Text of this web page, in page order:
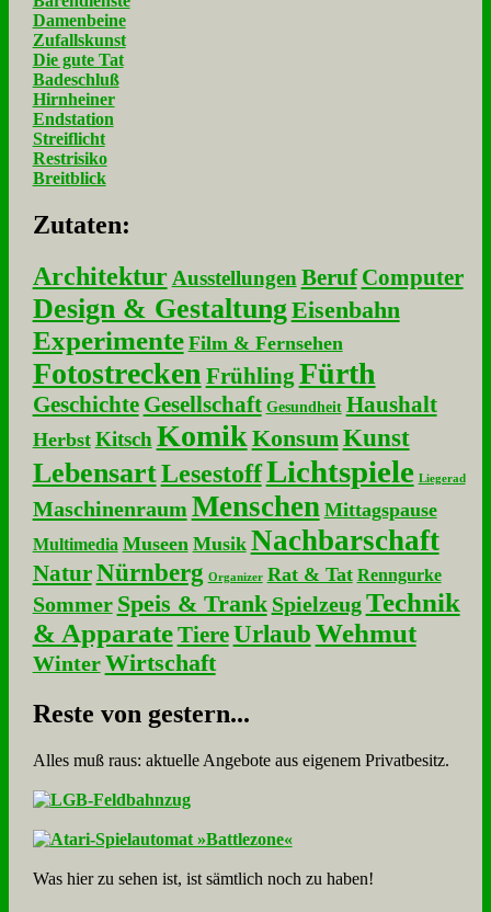
Damenbeine
Zufallskunst
Die gute Tat
Badeschluß
Hirnheiner
Endstation
Streiflicht
Restrisiko
Breitblick
Zu­ta­ten:
Architektur Ausstellungen Beruf Computer
Design & GestaltungEisenbahn
Experimente Film & Fernsehen
Fotostrecken Frühling Fürth
Geschichte Gesellschaft Gesundheit Haushalt
Herbst Kitsch Komik KonsumKunst
LebensartLesestoffLichtspiele Liegerad
Maschinenraum Menschen Mittagspause
Multimedia Museen Musik Nachbarschaft
NaturNürnberg Organizer Rat & Tat Renngurke
Sommer Speis & Trank Spielzeug Technik
& Apparate Tiere UrlaubWehmut
Winter Wirtschaft
Re­ste von ge­stern...
Alles muß raus: aktuelle An­ge­bo­te aus eigenem Privatbesitz.
Was hier zu sehen ist, ist sämt­lich noch zu haben!